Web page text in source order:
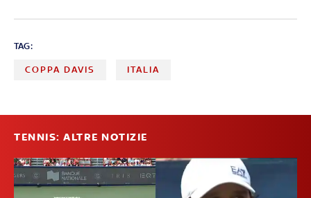
TAG:
COPPA DAVIS ITALIA
TENNIS: ALTRE NOTIZIE